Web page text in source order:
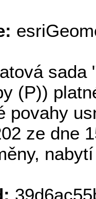
sada
(P))
povahy
ze dne